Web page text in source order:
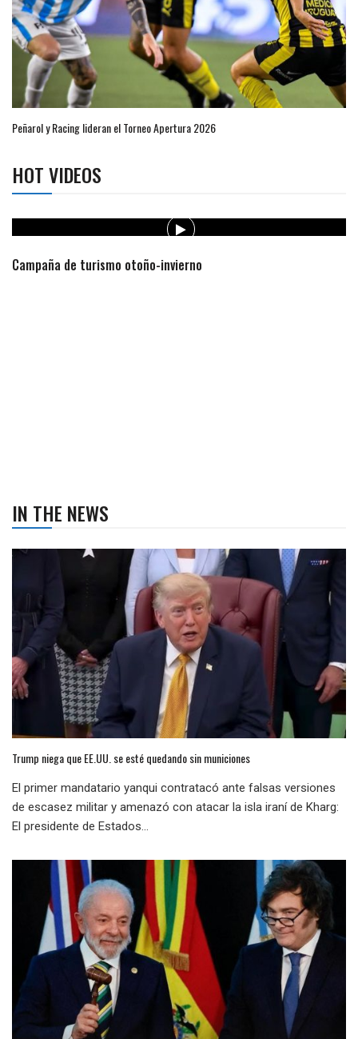
Peñarol y Racing lideran el Torneo Apertura 2026
HOT VIDEOS
Campaña de turismo otoño-invierno
IN THE NEWS
Trump niega que EE.UU. se esté quedando sin municiones
El primer mandatario yanqui contratacó ante falsas versiones
de escasez militar y amenazó con atacar la isla iraní de Kharg:
El presidente de Estados...